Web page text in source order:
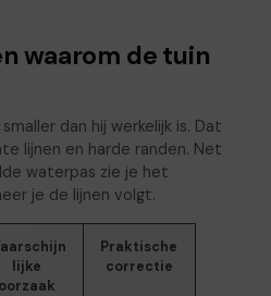
waarom de tuin
dan hij werkelijk is. Dat
lijnen en harde randen. Net
waterpas zie je het
je de lijnen volgt.
lijke
oorzaak
Praktische
correctie